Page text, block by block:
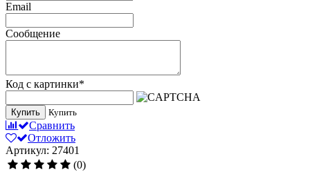
Email
Сообщение
Код с картинки*
Купить Купить
Сравнить
Отложить
Артикул: 27401
(0)